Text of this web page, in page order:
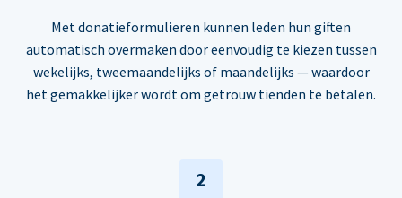
Met donatieformulieren kunnen leden hun giften
automatisch overmaken door eenvoudig te kiezen tussen
wekelijks, tweemaandelijks of maandelijks — waardoor
het gemakkelijker wordt om getrouw tienden te betalen.
2